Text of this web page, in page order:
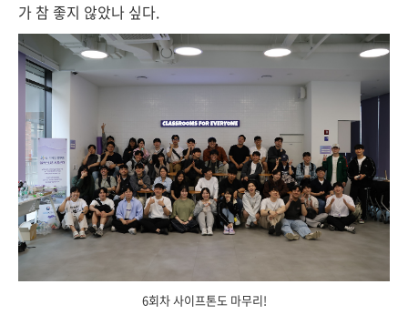
가 참 좋지 않았나 싶다.
6회차 사이프톤도 마무리!